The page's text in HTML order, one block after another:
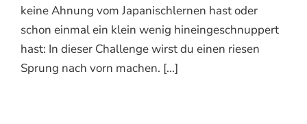
keine Ahnung vom Japanischlernen hast oder
schon einmal ein klein wenig hineingeschnuppert
hast: In dieser Challenge wirst du einen riesen
Sprung nach vorn machen. [...]